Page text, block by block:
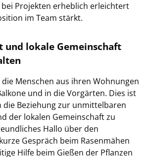
Projekten erheblich erleichtert
im Team stärkt.
und lokale Gemeinschaft
Menschen aus ihren Wohnungen
und in die Vorgärten. Dies ist
die Beziehung zur unmittelbaren
der lokalen Gemeinschaft zu
Hallo über den
Gespräch beim Rasenmähen
Hilfe beim Gießen der Pflanzen